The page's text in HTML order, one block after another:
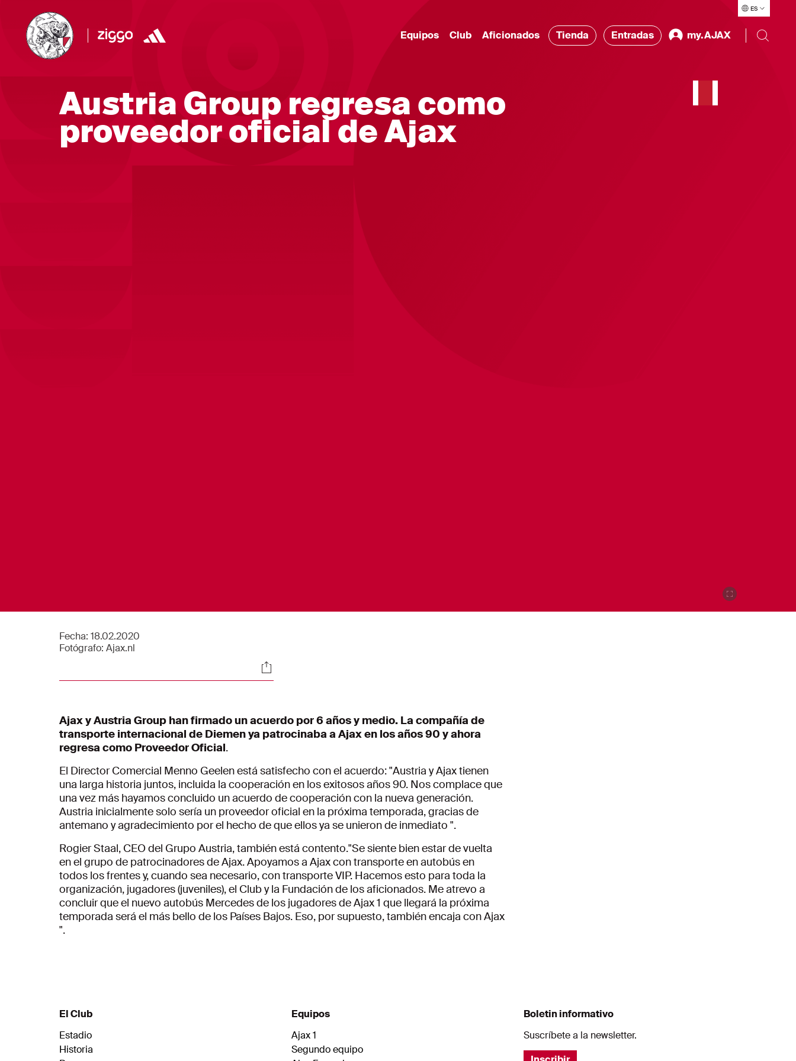
ES
Equipos Club Aficionados Tienda Entradas my.AJAX
Austria Group regresa como
proveedor oficial de Ajax
Fecha: 18.02.2020
Fotógrafo: Ajax.nl
Sociales
Ajax y Austria Group han firmado un acuerdo por 6 años y medio. La compañía de
transporte internacional de Diemen ya patrocinaba a Ajax en los años 90 y ahora
regresa como Proveedor Oficial.
El Director Comercial Menno Geelen está satisfecho con el acuerdo: "Austria y Ajax tienen
una larga historia juntos, incluida la cooperación en los exitosos años 90. Nos complace que
una vez más hayamos concluido un acuerdo de cooperación con la nueva generación.
Austria inicialmente solo sería un proveedor oficial en la próxima temporada, gracias de
antemano y agradecimiento por el hecho de que ellos ya se unieron de inmediato ".
Rogier Staal, CEO del Grupo Austria, también está contento."Se siente bien estar de vuelta
en el grupo de patrocinadores de Ajax. Apoyamos a Ajax con transporte en autobús en
todos los frentes y, cuando sea necesario, con transporte VIP. Hacemos esto para toda la
organización, jugadores (juveniles), el Club y la Fundación de los aficionados. Me atrevo a
concluir que el nuevo autobús Mercedes de los jugadores de Ajax 1 que llegará la próxima
temporada será el más bello de los Países Bajos. Eso, por supuesto, también encaja con Ajax
".
El Club
Estadio
Historia
Equipos
Ajax 1
Segundo equipo
Boletin informativo
Suscríbete a la newsletter.